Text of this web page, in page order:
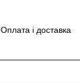
Оплата і доставка